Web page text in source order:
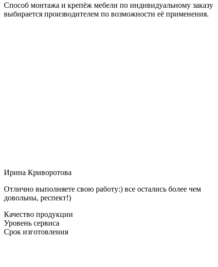
Способ монтажа и крепёж мебели по индивидуальному заказу
выбирается производителем по возможности её применения.
Ирина Криворотова
Отлично выполняете свою работу:) все остались более чем
довольны, респект!)
Качество продукции
Уровень сервиса
Срок изготовления